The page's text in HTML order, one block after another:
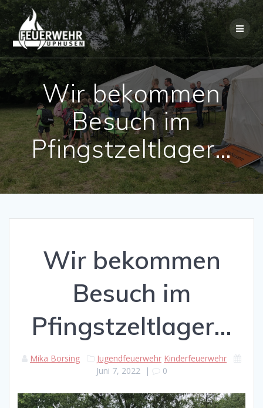
Skip
to
content
Wir bekommen
Besuch im
Pfingstzeltlager…
Wir bekommen
Besuch im
Pfingstzeltlager…
Mika Borsing Jugendfeuerwehr Kinderfeuerwehr
Juni 7, 2022| 0